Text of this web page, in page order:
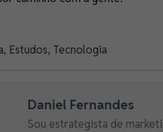
, Estudos, Tecnologia
Daniel Fernandes
Sou estrategista de